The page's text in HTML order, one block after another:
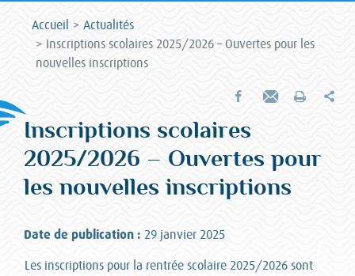
Accueil
Actualités
Inscriptions scolaires 2025/2026 – Ouvertes pour les
nouvelles inscriptions
Partager sur Facebook
Envoyer par e-mail
Imprimer
Inscriptions scolaires
2025/2026 – Ouvertes pour
les nouvelles inscriptions
Date de publication : 29 janvier 2025
Les inscriptions pour la rentrée scolaire 2025/2026 sont